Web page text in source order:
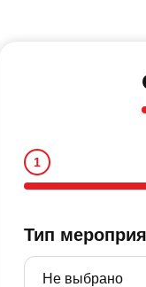
Тип